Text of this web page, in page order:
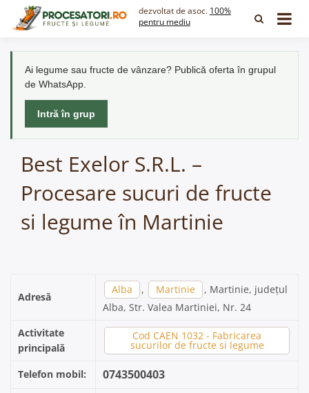
dezvoltat de asoc. 100%
pentru mediu
Ai legume sau fructe de vânzare? Publică oferta în grupul
de WhatsApp.
Intră în grup
Best Exelor S.R.L. –
Procesare sucuri de fructe
si legume în Martinie
Adresă
Alba , Martinie
, Martinie, județul
Alba, Str. Valea Martiniei, Nr. 24
Activitate
principală
Cod CAEN 1032 - Fabricarea
sucurilor de fructe si legume
Telefon mobil: 0743500403